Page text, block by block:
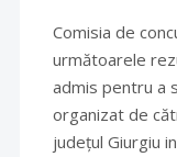
Comisia de
următoarele
admis pentru a
organizat de
județul Giurgiu